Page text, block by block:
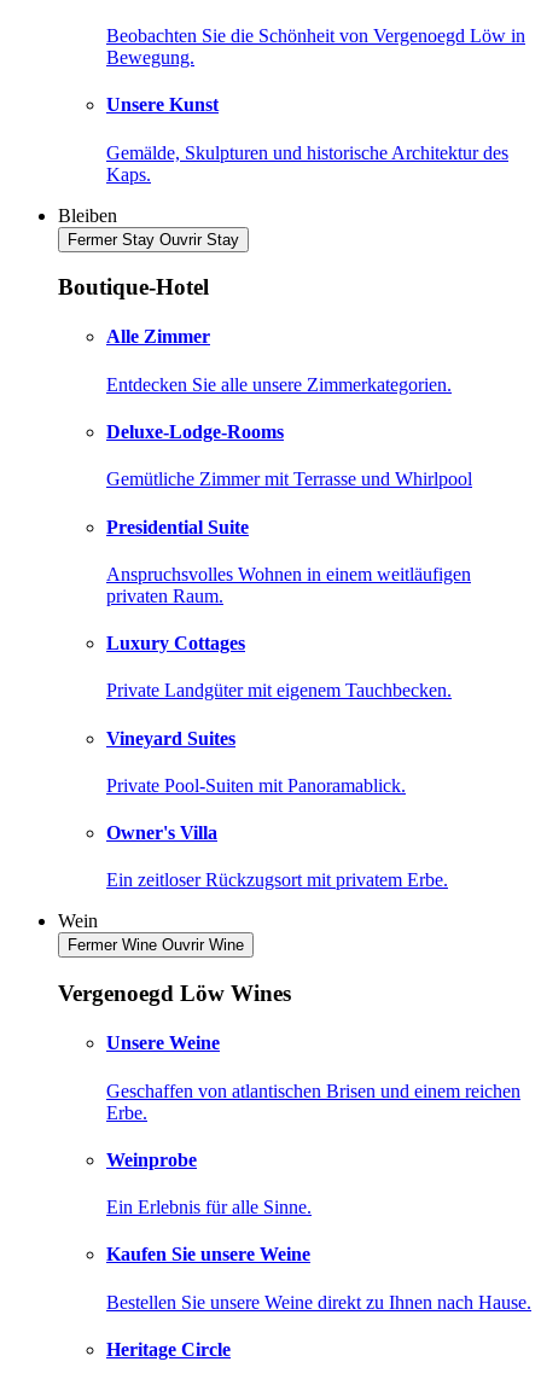
Beobachten Sie die Schönheit von Vergenoegd Löw in
Bewegung.
Unsere Kunst
Gemälde, Skulpturen und historische Architektur des
Kaps.
Bleiben
Fermer Stay Ouvrir Stay
Boutique-Hotel
Alle Zimmer
Entdecken Sie alle unsere Zimmerkategorien.
Deluxe-Lodge-Rooms
Gemütliche Zimmer mit Terrasse und Whirlpool
Presidential Suite
Anspruchsvolles Wohnen in einem weitläufigen
privaten Raum.
Luxury Cottages
Private Landgüter mit eigenem Tauchbecken.
Vineyard Suites
Private Pool-Suiten mit Panoramablick.
Owner's Villa
Ein zeitloser Rückzugsort mit privatem Erbe.
Wein
Fermer Wine Ouvrir Wine
Vergenoegd Löw Wines
Unsere Weine
Geschaffen von atlantischen Brisen und einem reichen
Erbe.
Weinprobe
Ein Erlebnis für alle Sinne.
Kaufen Sie unsere Weine
Bestellen Sie unsere Weine direkt zu Ihnen nach Hause.
Heritage Circle